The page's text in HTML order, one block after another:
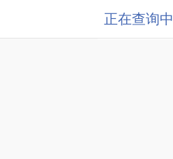
正在查询中